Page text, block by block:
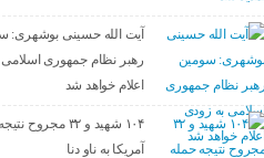
آیت الله حسینی بوشهری:
رهبر نظام جمهوری اسلامی
اعلام خواهد شد
۱۰۴ شهید و ۳۲ مجروح
آمریکا به ناو دنا